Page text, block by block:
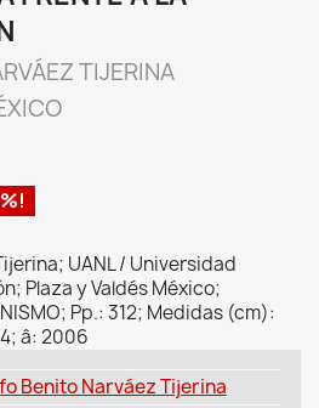
TIJERINA
UANL / Universidad
Plaza y Valdés México;
Pp.: 312; Medidas (cm):
â: 2006
Benito Narváez Tijerina